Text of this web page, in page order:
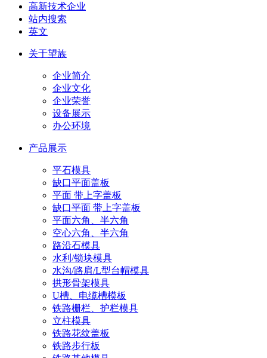
高新技术企业
站内搜索
英文
关于望族
企业简介
企业文化
企业荣誉
设备展示
办公环境
产品展示
平石模具
缺口平面盖板
平面 带上字盖板
缺口平面 带上字盖板
平面六角、半六角
空心六角、半六角
路沿石模具
水利/锁块模具
水沟/路肩/L型台帽模具
拱形骨架模具
U槽、电缆槽模板
铁路栅栏、护栏模具
立柱模具
铁路花纹盖板
铁路步行板